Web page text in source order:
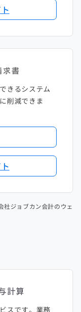
きるシステム
削減できま
ジョブカン会計のウェ
スです。業務